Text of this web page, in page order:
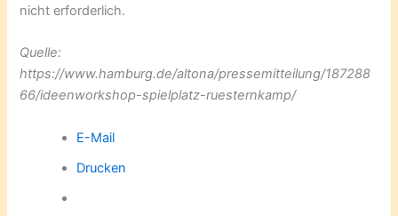
nicht erforderlich.
Quelle:
https://www.hamburg.de/altona/pressemitteilung/187288
66/ideenworkshop-spielplatz-ruesternkamp/
E-Mail
Drucken